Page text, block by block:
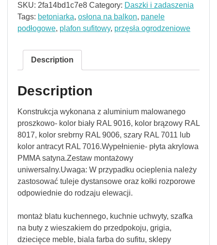
SKU: 2fa14bd1c7e8 Category: Daszki i zadaszenia
Tags: betoniarka, osłona na balkon, panele
podłogowe, plafon sufitowy, przęsła ogrodzeniowe
Description
Description
Konstrukcja wykonana z aluminium malowanego
proszkowo- kolor biały RAL 9016, kolor brązowy RAL
8017, kolor srebrny RAL 9006, szary RAL 7011 lub
kolor antracyt RAL 7016.Wypełnienie- płyta akrylowa
PMMA satyna.Zestaw montażowy
uniwersalny.Uwaga: W przypadku ocieplenia należy
zastosować tuleje dystansowe oraz kołki rozporowe
odpowiednie do rodzaju elewacji.
montaż blatu kuchennego, kuchnie uchwyty, szafka
na buty z wieszakiem do przedpokoju, grigia,
dziecięce meble, biala farba do sufitu, sklepy